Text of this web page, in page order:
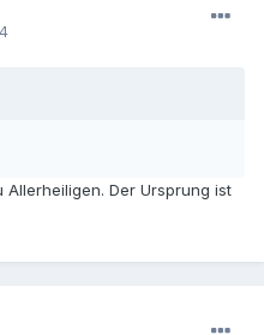
Der Ursprung ist